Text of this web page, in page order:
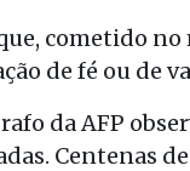
cometido
de fé ou de
da AFP
Centenas